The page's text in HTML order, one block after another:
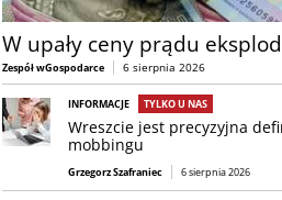
W upały ceny prądu
Zespół wGospodarce 6 sierpnia 2026
INFORMACJE TYLKO U NAS
Wreszcie jest precyzyjna
mobbingu
Grzegorz Szafraniec 6 sierpnia 2026